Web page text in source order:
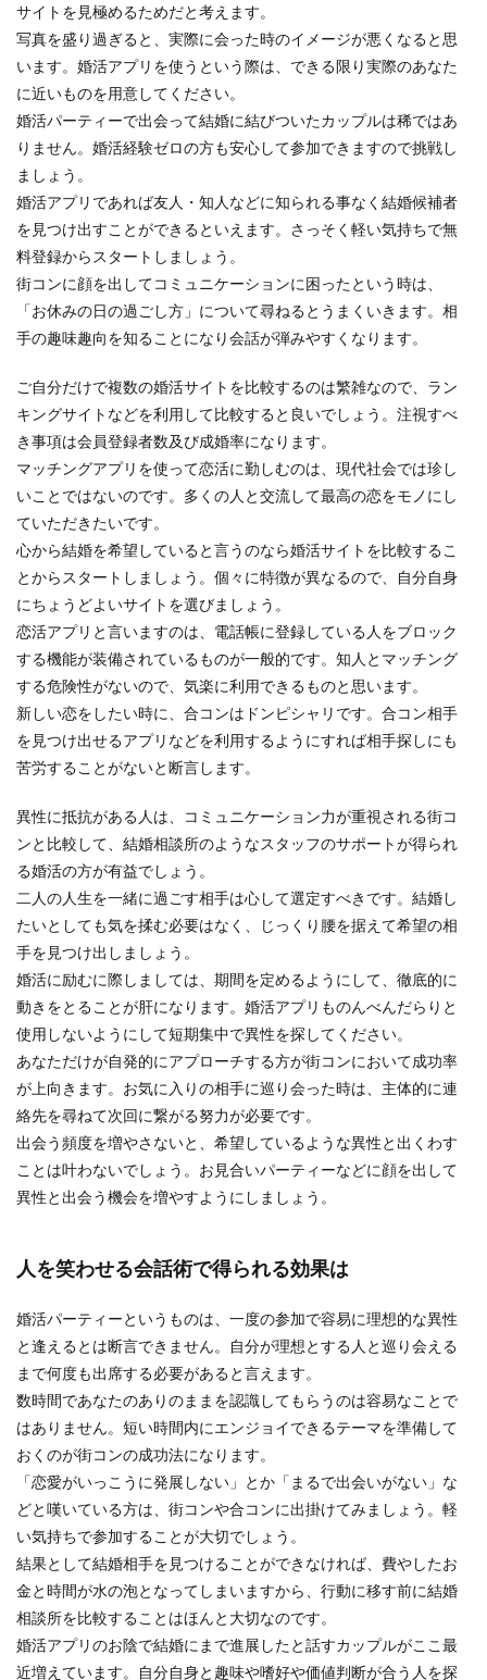
サイトを見極めるためだと考えます。
写真を盛り過ぎると、実際に会った時のイメージが悪くなると思
います。婚活アプリを使うという際は、できる限り実際のあなた
に近いものを用意してください。
婚活パーティーで出会って結婚に結びついたカップルは稀ではあ
りません。婚活経験ゼロの方も安心して参加できますので挑戦し
ましょう。
婚活アプリであれば友人・知人などに知られる事なく結婚候補者
を見つけ出すことができるといえます。さっそく軽い気持ちで無
料登録からスタートしましょう。
街コンに顔を出してコミュニケーションに困ったという時は、
「お休みの日の過ごし方」について尋ねるとうまくいきます。相
手の趣味趣向を知ることになり会話が弾みやすくなります。
ご自分だけで複数の婚活サイトを比較するのは繁雑なので、ラン
キングサイトなどを利用して比較すると良いでしょう。注視すべ
き事項は会員登録者数及び成婚率になります。
マッチングアプリを使って恋活に勤しむのは、現代社会では珍し
いことではないのです。多くの人と交流して最高の恋をモノにし
ていただきたいです。
心から結婚を希望していると言うのなら婚活サイトを比較するこ
とからスタートしましょう。個々に特徴が異なるので、自分自身
にちょうどよいサイトを選びましょう。
恋活アプリと言いますのは、電話帳に登録している人をブロック
する機能が装備されているものが一般的です。知人とマッチング
する危険性がないので、気楽に利用できるものと思います。
新しい恋をしたい時に、合コンはドンピシャリです。合コン相手
を見つけ出せるアプリなどを利用するようにすれば相手探しにも
苦労することがないと断言します。
異性に抵抗がある人は、コミュニケーション力が重視される街コ
ンと比較して、結婚相談所のようなスタッフのサポートが得られ
る婚活の方が有益でしょう。
二人の人生を一緒に過ごす相手は心して選定すべきです。結婚し
たいとしても気を揉む必要はなく、じっくり腰を据えて希望の相
手を見つけ出しましょう。
婚活に励むに際しましては、期間を定めるようにして、徹底的に
動きをとることが肝になります。婚活アプリものんべんだらりと
使用しないようにして短期集中で異性を探してください。
あなただけが自発的にアプローチする方が街コンにおいて成功率
が上向きます。お気に入りの相手に巡り会った時は、主体的に連
絡先を尋ねて次回に繋がる努力が必要です。
出会う頻度を増やさないと、希望しているような異性と出くわす
ことは叶わないでしょう。お見合いパーティーなどに顔を出して
異性と出会う機会を増やすようにしましょう。
人を笑わせる会話術で得られる効果は
婚活パーティーというものは、一度の参加で容易に理想的な異性
と逢えるとは断言できません。自分が理想とする人と巡り会える
まで何度も出席する必要があると言えます。
数時間であなたのありのままを認識してもらうのは容易なことで
はありません。短い時間内にエンジョイできるテーマを準備して
おくのが街コンの成功法になります。
「恋愛がいっこうに発展しない」とか「まるで出会いがない」な
どと嘆いている方は、街コンや合コンに出掛けてみましょう。軽
い気持ちで参加することが大切でしょう。
結果として結婚相手を見つけることができなければ、費やしたお
金と時間が水の泡となってしまいますから、行動に移す前に結婚
相談所を比較することはほんと大切なのです。
婚活アプリのお陰で結婚にまで進展したと話すカップルがここ最
近増えています。自分自身と趣味や嗜好や価値判断が合う人を探